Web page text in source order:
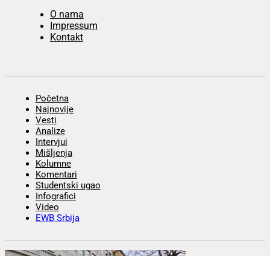
O nama
Impressum
Kontakt
Početna
Najnovije
Vesti
Analize
Intervjui
Mišljenja
Kolumne
Komentari
Studentski ugao
Infografici
Video
EWB Srbija